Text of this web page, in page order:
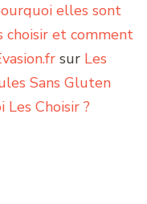
elles sont
choisir et comment
sur Les
Sans Gluten
Choisir ?